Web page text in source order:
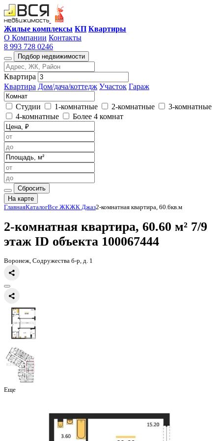
Жилые комплексы КП Квартиры
О Компании Контакты
8 993 728 0246
Подбор недвижимости
Квартира
Квартира Дом/дача/коттедж Участок Гараж
Студии 1-комнатные 2-комнатные
3-комнатные
4-комнатные
Более 4 комнат
Сбросить
На карте
Главная КаталогВсе ЖК ЖК Джаз
2-комнатная квартира, 60.60
этаж
Воронеж, Содружества б-р, д. 1